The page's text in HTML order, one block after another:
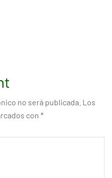
no será publicada. Los
con *